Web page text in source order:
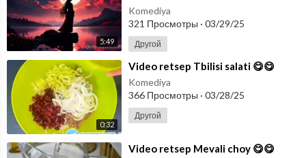
5:49
Komediya
321 Просмотры · 03/29/25
Другой
0:32
⁣Video retsep Tbilisi salati 😋😋
Komediya
366 Просмотры · 03/28/25
Другой
⁣Video retsep Mevali choy 😋😋